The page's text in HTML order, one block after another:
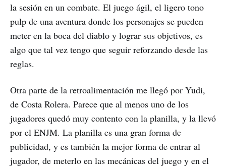
la sesión en un combate. El juego ágil, el ligero tono
pulp de una aventura donde los personajes se pueden
meter en la boca del diablo y lograr sus objetivos, es
algo que tal vez tengo que seguir reforzando desde las
reglas.
Otra parte de la retroalimentación me llegó por Yudi,
de Costa Rolera. Parece que al menos uno de los
jugadores quedó muy contento con la planilla, y la llevó
por el ENJM. La planilla es una gran forma de
publicidad, y es también la mejor forma de entrar al
jugador, de meterlo en las mecánicas del juego y en el